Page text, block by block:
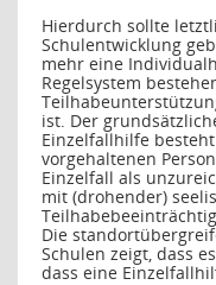
Hierdurch sollte
Schulentwicklung
mehr eine
Regelsystem
ist. Der
Einzelfallhilfe
vorgehaltenen
Einzelfall als
mit (drohender)
Die
Schulen zeigt, dass
dass eine